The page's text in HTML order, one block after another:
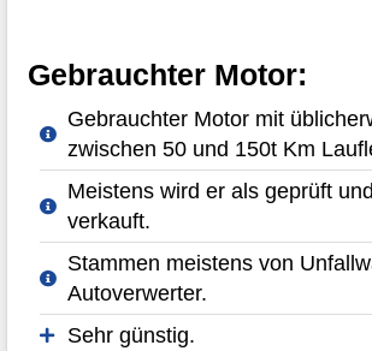
Gebrauchter Motor:
Gebrauchter Motor mit
zwischen 50 und 150t Km
Meistens wird er als geprüft
verkauft.
Stammen meistens von
Autoverwerter.
Sehr günstig.